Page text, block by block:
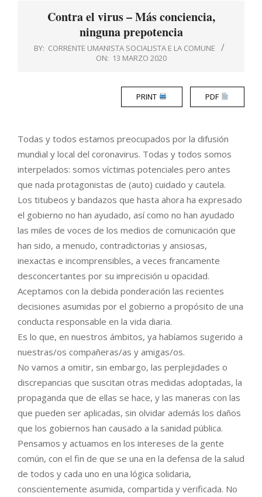
Contra el virus – Más conciencia,
ninguna prepotencia
BY: CORRENTE UMANISTA SOCIALISTA E LA COMUNE
ON: 13 MARZO 2020
PRINT PDF
Todas y todos estamos preocupados por la difusión
mundial y local del coronavirus. Todas y todos somos
interpelados: somos víctimas potenciales pero antes
que nada protagonistas de (auto) cuidado y cautela.
Los titubeos y bandazos que hasta ahora ha expresado
el gobierno no han ayudado, así como no han ayudado
las miles de voces de los medios de comunicación que
han sido, a menudo, contradictorias y ansiosas,
inexactas e incomprensibles, a veces francamente
desconcertantes por su imprecisión u opacidad.
Aceptamos con la debida ponderación las recientes
decisiones asumidas por el gobierno a propósito de una
conducta responsable en la vida diaria.
Es lo que, en nuestros ámbitos, ya habíamos sugerido a
nuestras/os compañeras/as y amigas/os.
No vamos a omitir, sin embargo, las perplejidades o
discrepancias que suscitan otras medidas adoptadas, la
propaganda que de ellas se hace, y las maneras con las
que pueden ser aplicadas, sin olvidar además los daños
que los gobiernos han causado a la sanidad pública.
Pensamos y actuamos en los intereses de la gente
común, con el fin de que se una en la defensa de la salud
de todos y cada uno en una lógica solidaria,
conscientemente asumida, compartida y verificada. No